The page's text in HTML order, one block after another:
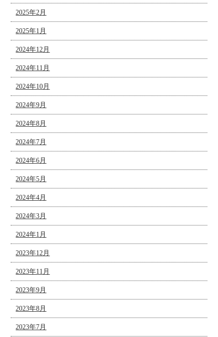
2025年2月
2025年1月
2024年12月
2024年11月
2024年10月
2024年9月
2024年8月
2024年7月
2024年6月
2024年5月
2024年4月
2024年3月
2024年1月
2023年12月
2023年11月
2023年9月
2023年8月
2023年7月